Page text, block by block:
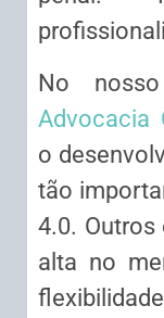
No
Advocacia
o
tão
4.0.
alta no